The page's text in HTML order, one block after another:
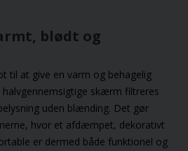
blødt og
til at give en varm og behagelig
skærm filtreres
uden blænding. Det gør
hvor et afdæmpet, dekorativt
er dermed både funktionel og